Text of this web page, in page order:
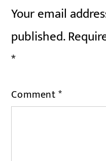
Your email
published.
*
Comment*